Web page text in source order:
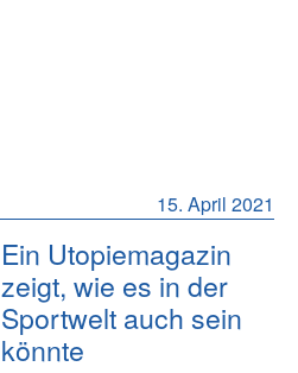
15. April 2021
Ein Utopiemagazin
zeigt, wie es in der
Sportwelt auch sein
könnte